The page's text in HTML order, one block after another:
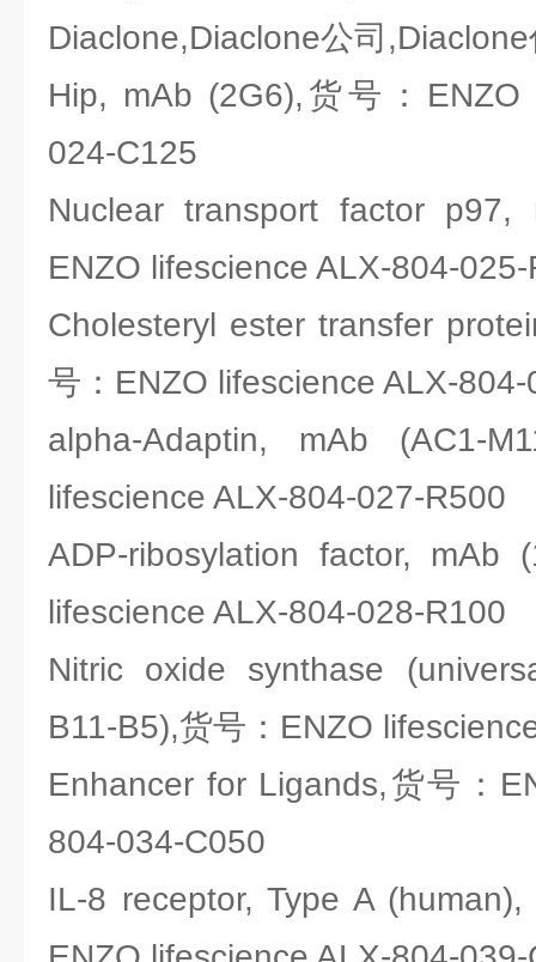
Diaclone,Diaclone公司
Hip, mAb (2G6),货号：ENZO
024-C125
Nuclear transport factor
ENZO lifescience ALX-804-
Cholesteryl ester transfer
号：ENZO lifescience ALX-
alpha-Adaptin, mAb (AC1-
lifescience ALX-804-027-R500
ADP-ribosylation factor,
lifescience ALX-804-028-R100
Nitric oxide synthase
B11-B5),货号：ENZO
Enhancer for Ligands,货号：
804-034-C050
IL-8 receptor, Type A